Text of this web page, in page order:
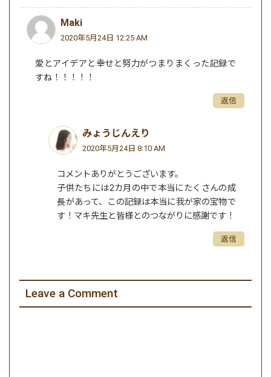
Maki
2020年5月24日 12:25 AM
愛とアイデアと幸せと努力がつまりまくった記録で
すね！！！！！
返信
みょうじんえり
2020年5月24日 8:10 AM
コメントありがとうございます。
子供たちには2カ月の中で本当にたくさんの成
長があって、この記録は本当に我が家の宝物で
す！マキ先生と皆様とのつながりに感謝です！
返信
Leave a Comment